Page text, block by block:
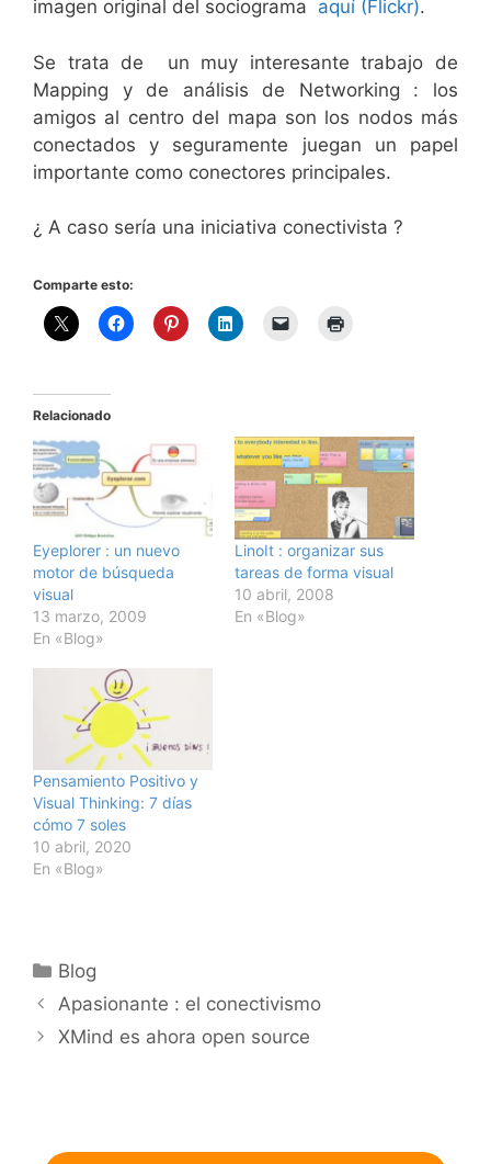
imagen original del sociograma aquí (Flickr).
Se trata de un muy interesante trabajo de
Mapping y de análisis de Networking : los
amigos al centro del mapa son los nodos más
conectados y seguramente juegan un papel
importante como conectores principales.
¿ A caso sería una iniciativa conectivista ?
Comparte esto:
Relacionado
Eyeplorer : un nuevo
motor de búsqueda
visual
13 marzo, 2009
En «Blog»
LinoIt : organizar sus
tareas de forma visual
10 abril, 2008
En «Blog»
Pensamiento Positivo y
Visual Thinking: 7 días
cómo 7 soles
10 abril, 2020
En «Blog»
Categorías
Blog
Apasionante : el conectivismo
XMind es ahora open source